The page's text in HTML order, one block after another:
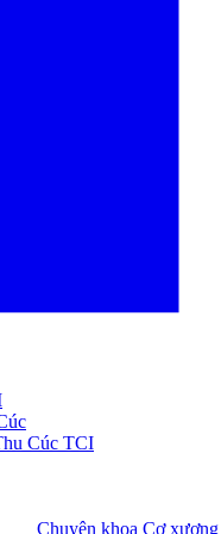
Cúc TCI
Chuyên khoa Cơ